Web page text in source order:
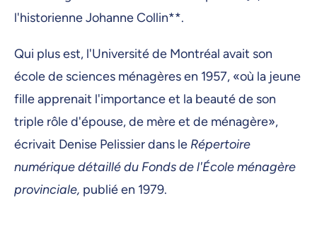
l'historienne Johanne Collin**.
Qui plus est, l'Université de Montréal avait son
école de sciences ménagères en 1957, «où la jeune
fille apprenait l'importance et la beauté de son
triple rôle d'épouse, de mère et de ménagère»,
écrivait Denise Pelissier dans le Répertoire
numérique détaillé du Fonds de l'École ménagère
provinciale, publié en 1979.